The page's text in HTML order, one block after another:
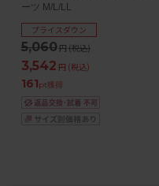
ーツ M/L/LL
5,060円(税込)
プライスダウン
3,542 円 (税込)
161pt獲得